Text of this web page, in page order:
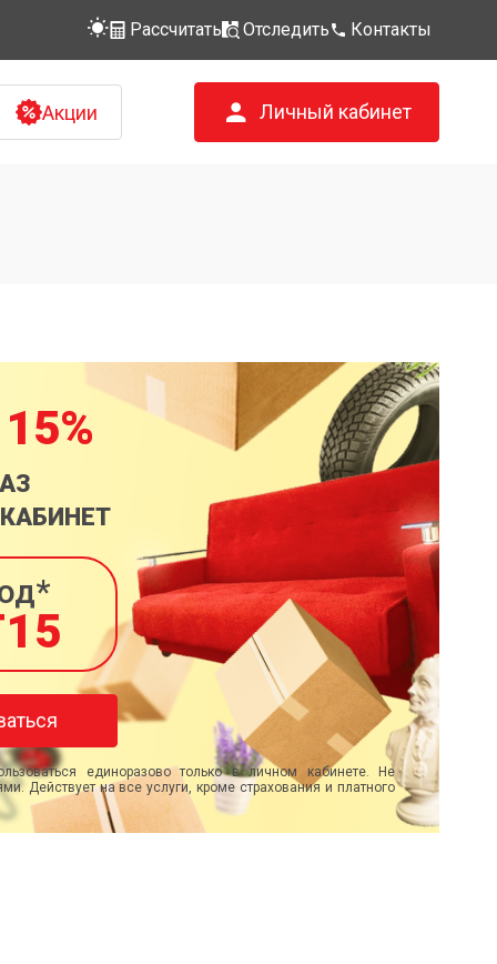
Рассчитать Отследить Контакты
Акции Личный кабинет
единоразово только в личном кабинете. Не
Действует на все услуги, кроме страхования и платного